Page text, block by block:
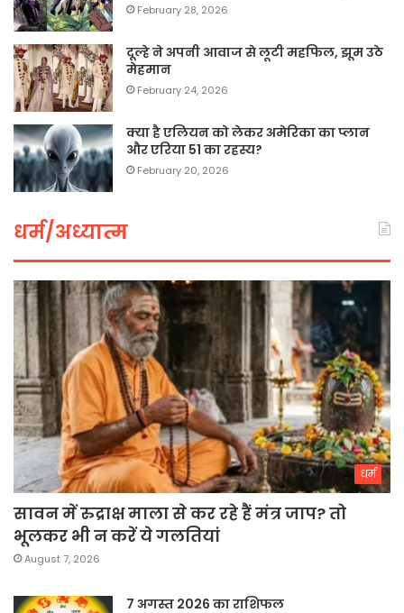
February 28, 2026
दूल्हे ने अपनी आवाज से लूटी महफिल, झूम उठे
मेहमान
February 24, 2026
क्या है एलियन को लेकर अमेरिका का प्लान
और एरिया 51 का रहस्य?
February 20, 2026
धर्म/अध्यात्म
धर्म
सावन में रुद्राक्ष माला से कर रहे हैं मंत्र जाप? तो
भूलकर भी न करें ये गलतियां
August 7, 2026
7 अगस्त 2026 का राशिफल